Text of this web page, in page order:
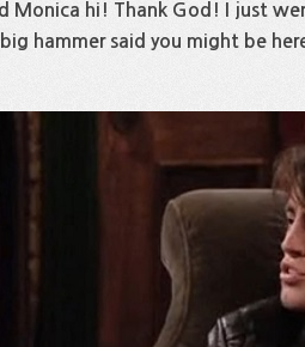
Monica hi! Thank God! I just
hammer said you might be